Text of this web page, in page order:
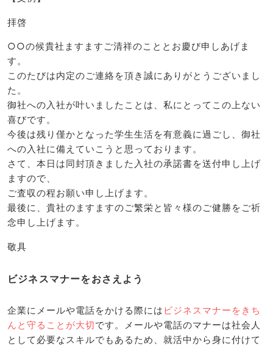
拝啓
○○の候貴社ますますご清祥のこととお慶び申しあげま
す。
このたびは内定のご連絡を頂き誠にありがとうございまし
た。
御社への入社が叶いましたことは、私にとってこの上ない
喜びです。
今後は残り僅かとなった学生生活を有意義に過ごし、御社
への入社に備えていこうと思っております。
さて、本日は同封頂きました入社の承諾書を送付申し上げ
ますので、
ご査収の程お願い申し上げます。
最後に、貴社のますますのご繁栄と皆々様のご健勝をご祈
念申し上げます。
敬具
ビジネスマナーをおさえよう
企業にメールや電話をかける際には ビジネスマナーをきち
んと守ることが大切です。メールや電話のマナーは社会人
として必要なスキルでもあるため、就活中から身に付けて